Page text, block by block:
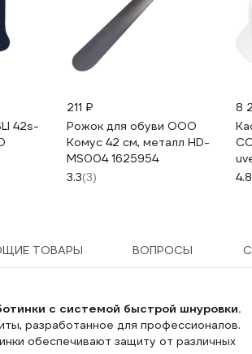
42s-
211 ₽
Рожок для обуви ООО
Комус 42 см, металл HD-
MS004 1625954
3.3(3)
8
4.8
ТОВАРЫ ВОПРОСЫ
с системой быстрой шнуровки.
разработанное для профессионалов.
обеспечивают защиту от различных